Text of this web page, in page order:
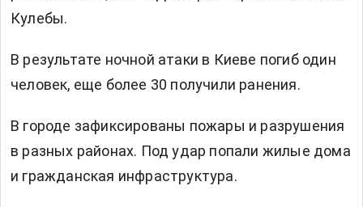
Кулебы.
В результате ночной атаки в Киеве погиб один
человек, еще более 30 получили ранения.
В городе зафиксированы пожары и разрушения
в разных районах. Под удар попали жилые дома
и гражданская инфраструктура.